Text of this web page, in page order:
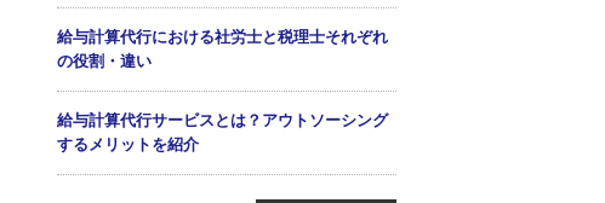
給与計算代行における社労士と税理士それぞれ
の役割・違い
給与計算代行サービスとは？アウトソーシング
するメリットを紹介